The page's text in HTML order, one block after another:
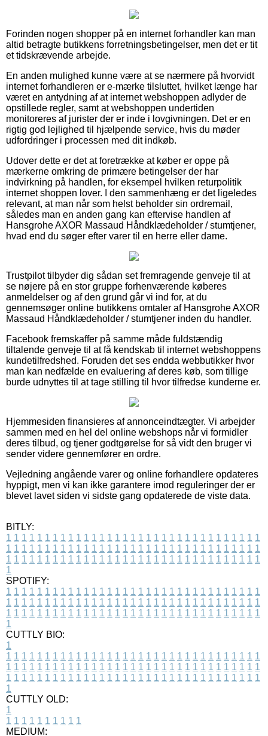
Forinden nogen shopper på en internet forhandler kan man
altid betragte butikkens forretningsbetingelser, men det er tit
et tidskrævende arbejde.
En anden mulighed kunne være at se nærmere på hvorvidt
internet forhandleren er e-mærke tilsluttet, hvilket længe har
været en antydning af at internet webshoppen adlyder de
opstillede regler, samt at webshoppen undertiden
monitoreres af jurister der er inde i lovgivningen. Det er en
rigtig god lejlighed til hjælpende service, hvis du møder
udfordringer i processen med dit indkøb.
Udover dette er det at foretrække at køber er oppe på
mærkerne omkring de primære betingelser der har
indvirkning på handlen, for eksempel hvilken returpolitik
internet shoppen lover. I den sammenhæng er det ligeledes
relevant, at man når som helst beholder sin ordremail,
således man en anden gang kan eftervise handlen af
Hansgrohe AXOR Massaud Håndklædeholder / stumtjener,
hvad end du søger efter varer til en herre eller dame.
Trustpilot tilbyder dig sådan set fremragende genveje til at
se nøjere på en stor gruppe forhenværende køberes
anmeldelser og af den grund går vi ind for, at du
gennemsøger online butikkens omtaler af Hansgrohe AXOR
Massaud Håndklædeholder / stumtjener inden du handler.
Facebook fremskaffer på samme måde fuldstændig
tiltalende genveje til at få kendskab til internet webshoppens
kundetilfredshed. Foruden det ses endda webbutikker hvor
man kan nedfælde en evaluering af deres køb, som tillige
burde udnyttes til at tage stilling til hvor tilfredse kunderne er.
Hjemmesiden finansieres af annonceindtægter. Vi arbejder
sammen med en hel del online webshops når vi formidler
deres tilbud, og tjener godtgørelse for så vidt den bruger vi
sender videre gennemfører en ordre.
Vejledning angående varer og online forhandlere opdateres
hyppigt, men vi kan ikke garantere imod reguleringer der er
blevet lavet siden vi sidste gang opdaterede de viste data.
BITLY:
1 1 1 1 1 1 1 1 1 1 1 1 1 1 1 1 1 1 1 1 1 1 1 1 1 1 1 1 1 1 1 1 1
1 1 1 1 1 1 1 1 1 1 1 1 1 1 1 1 1 1 1 1 1 1 1 1 1 1 1 1 1 1 1 1 1
1 1 1 1 1 1 1 1 1 1 1 1 1 1 1 1 1 1 1 1 1 1 1 1 1 1 1 1 1 1 1 1 1
1
SPOTIFY:
1 1 1 1 1 1 1 1 1 1 1 1 1 1 1 1 1 1 1 1 1 1 1 1 1 1 1 1 1 1 1 1 1
1 1 1 1 1 1 1 1 1 1 1 1 1 1 1 1 1 1 1 1 1 1 1 1 1 1 1 1 1 1 1 1 1
1 1 1 1 1 1 1 1 1 1 1 1 1 1 1 1 1 1 1 1 1 1 1 1 1 1 1 1 1 1 1 1 1
1
CUTTLY BIO:
1
1 1 1 1 1 1 1 1 1 1 1 1 1 1 1 1 1 1 1 1 1 1 1 1 1 1 1 1 1 1 1 1 1
1 1 1 1 1 1 1 1 1 1 1 1 1 1 1 1 1 1 1 1 1 1 1 1 1 1 1 1 1 1 1 1 1
1 1 1 1 1 1 1 1 1 1 1 1 1 1 1 1 1 1 1 1 1 1 1 1 1 1 1 1 1 1 1 1 1
1
CUTTLY OLD:
1
1 1 1 1 1 1 1 1 1 1
MEDIUM: